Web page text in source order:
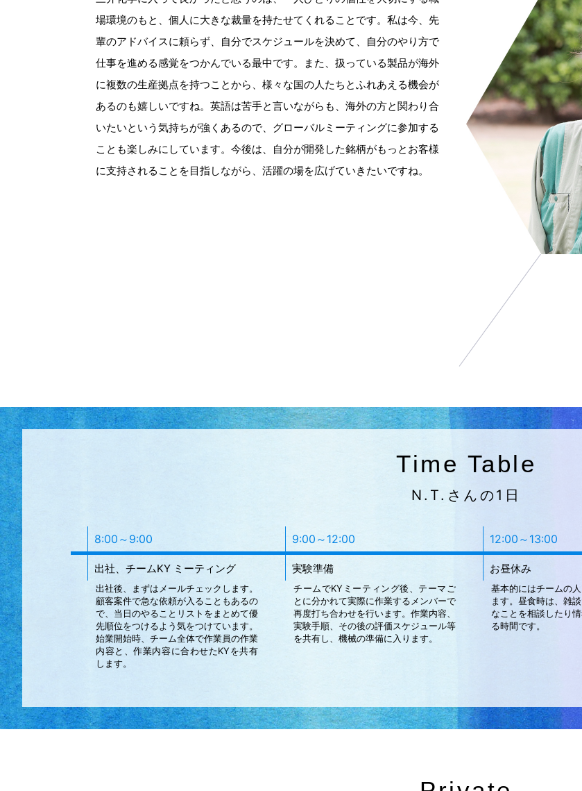
場環境のもと、個人に大きな裁量を持たせてくれることです。私は今、先
輩のアドバイスに頼らず、自分でスケジュールを決めて、自分のやり方で
仕事を進める感覚をつかんでいる最中です。また、扱っている製品が海外
に複数の生産拠点を持つことから、様々な国の人たちとふれあえる機会が
あるのも嬉しいですね。英語は苦手と言いながらも、海外の方と関わり合
いたいという気持ちが強くあるので、グローバルミーティングに参加する
ことも楽しみにしています。今後は、自分が開発した銘柄がもっとお客様
に支持されることを目指しながら、活躍の場を広げていきたいですね。
Time Table
N.T.さんの1日
8:00～9:00
出社、チームKY ミーティング
出社後、まずはメールチェックします。
顧客案件で急な依頼が入ることもあるの
で、当日のやることリストをまとめて優
先順位をつけるよう気をつけています。
始業開始時、チーム全体で作業員の作業
内容と、作業内容に合わせたKYを共有
します。
9:00～12:00
実験準備
チームでKYミーティング後、テーマご
とに分かれて実際に作業するメンバーで
再度打ち合わせを行います。作業内容、
実験手順、その後の評価スケジュール等
を共有し、機械の準備に入ります。
12:00～13:00
お昼休み
基本的にはチームの
ます。昼食時は、雑
なことを相談したり
る時間です。